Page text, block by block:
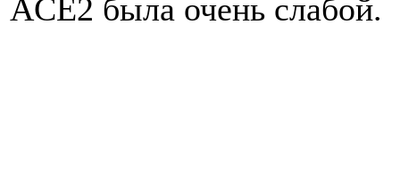
ACE2 была очень слабой.